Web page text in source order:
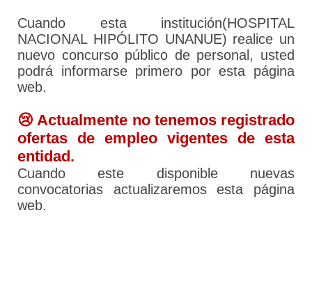
Cuando esta institución(HOSPITAL
NACIONAL HIPÓLITO UNANUE) realice un
nuevo concurso público de personal, usted
podrá informarse primero por esta página
web.
😢 Actualmente no tenemos registrado
ofertas de empleo vigentes de esta
entidad.
Cuando este disponible nuevas
convocatorias actualizaremos esta página
web.